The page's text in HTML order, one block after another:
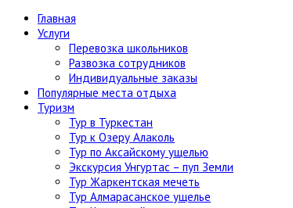
Главная
Услуги
Перевозка школьников
Развозка сотрудников
Индивидуальные заказы
Популярные места отдыха
Туризм
Тур в Туркестан
Тур к Озеру Алаколь
Тур по Аксайскому ущелью
Экскурсия Унгуртас – пуп Земли
Тур Жаркентская мечеть
Тур Алмарасанское ущелье